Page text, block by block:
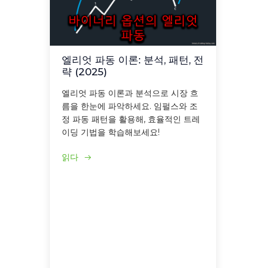
엘리엇 파동 이론: 분석, 패턴, 전
략 (2025)
엘리엇 파동 이론과 분석으로 시장 흐
름을 한눈에 파악하세요. 임펄스와 조
정 파동 패턴을 활용해, 효율적인 트레
이딩 기법을 학습해보세요!
읽다